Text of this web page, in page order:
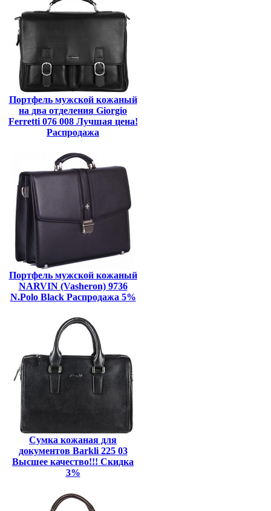
Портфель мужской кожаный
на два отделения Giorgio
Ferretti 076 008 Лучшая цена!
Распродажа
Портфель мужской кожаный
NARVIN (Vasheron) 9736
N.Polo Black Распродажа 5%
Сумка кожаная для
документов Barkli 225 03
Высшее качество!!! Скидка
3%